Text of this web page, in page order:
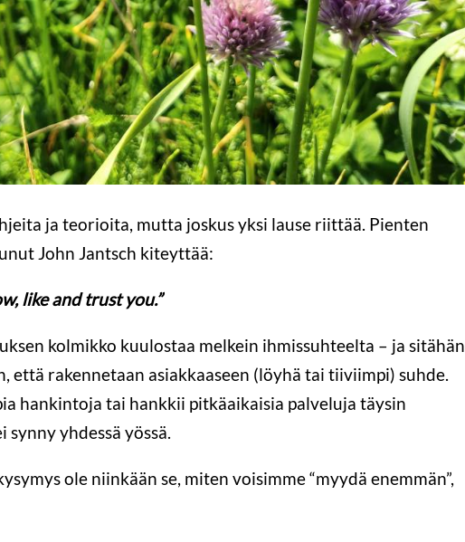
ja teorioita, mutta joskus yksi lause riittää. Pienten
John Jantsch kiteyttää:
like and trust you.”
kolmikko kuulostaa melkein ihmissuhteelta – ja sitähän
että rakennetaan asiakkaaseen (löyhä tai tiiviimpi) suhde.
hankintoja tai hankkii pitkäaikaisia palveluja täysin
yhdessä yössä.
ole niinkään se, miten voisimme “myydä enemmän”,